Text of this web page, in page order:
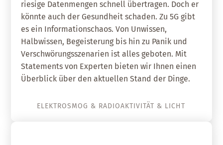
riesige Datenmengen schnell übertragen. Doch er
könnte auch der Gesundheit schaden. Zu 5G gibt
es ein Informationschaos. Von Unwissen,
Halbwissen, Begeisterung bis hin zu Panik und
Verschwörungsszenarien ist alles geboten. Mit
Statements von Experten bieten wir Ihnen einen
Überblick über den aktuellen Stand der Dinge.
ELEKTROSMOG & RADIOAKTIVITÄT & LICHT